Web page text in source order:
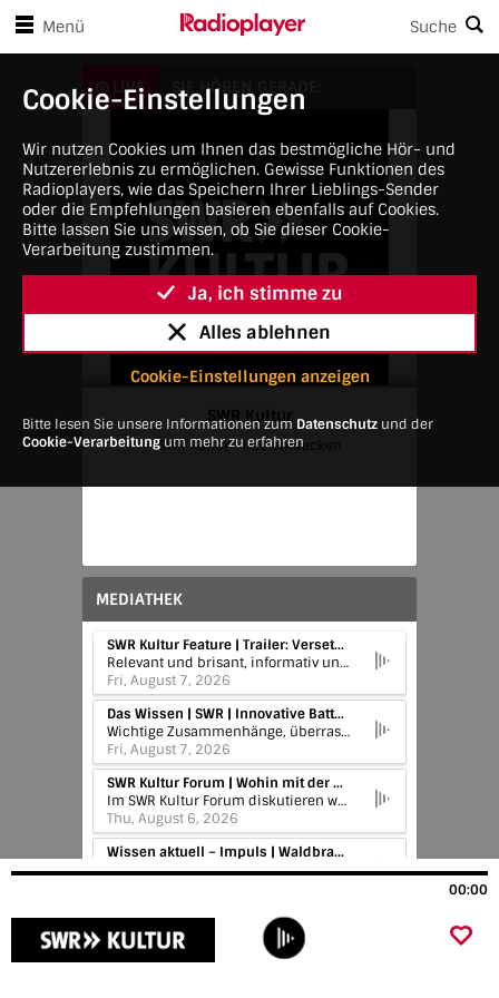
Cookie-Einstellungen
Wir nutzen Cookies um Ihnen das bestmögliche Hör- und
Nutzererlebnis zu ermöglichen. Gewisse Funktionen des
Radioplayers, wie das Speichern Ihrer Lieblings-Sender
oder die Empfehlungen basieren ebenfalls auf Cookies.
Bitte lassen Sie uns wissen, ob Sie dieser Cookie-
Verarbeitung zustimmen.
Ja, ich stimme zu
Alles ablehnen
Cookie-Einstellungen anzeigen
Bitte lesen Sie unsere Informationen zum Datenschutz und der
Cookie-Verarbeitungum mehr zu erfahren
Zum Hauptinhalt springen
Player-Steuerungen springen
Menü Suche
SWR Kultur
LIVE SIE HÖREN GERADE:
SWR Kultur
SWR Kultur - neu entdecken
MEDIATHEK
SWR Kultur Feature | Trailer: Versetzt statt verurteit – Katholische Priester, Missbrauch und Strafvereitlung
Relevant und brisant, informativ und investigativ – das ist das SWR Kultur Feature am Freitag. Das SWR Kultur Feature am Sonntag präsentiert schlicht und kühn: hochklassiges Kulturfeature – mit allen Mitteln des Mediums. Und online können Sie alle beide als Podcast nachhören.
Fri, August 7, 2026
Das Wissen | SWR | Innovative Batteriezellen – Wie wird Deutschland wettbewerbsfähig?
Wichtige Zusammenhänge, überraschende Hintergründe, gründliche Recherchen. Täglich Neues aus Gesundheit und Geschichte, Wissenschaft und Weltgeschehen im Podcast Das Wissen. Manuskripte und weitere Informationen zu den einzelnen Folgen: http://swr.li/daswissen
Fri, August 7, 2026
SWR Kultur Forum | Wohin mit der ganzen Soft-Power? 75 Jahre Goethe-Institut
Im SWR Kultur Forum diskutieren wir über Gott und die Welt, über Fußball und den Erdball. Unsere Gäste kommen aus Wissenschaft, Literatur und Kultur – und manchmal auch aus der Politik.
Thu, August 6, 2026
Wissen aktuell – Impuls | Waldbrand-Rauch bringt Aerosole nach Mitteleuropa
Wissen aktuell – Impuls bringt Neues aus Wissenschaft, Medizin, Umwelt und Bildung. Von Montag bis Freitag jeden Tag neu im Radio und hier als Podcast.
00:00